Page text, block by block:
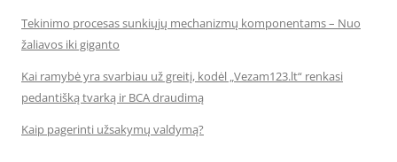
Tekinimo procesas sunkiųjų mechanizmų komponentams – Nuo
žaliavos iki giganto
Kai ramybė yra svarbiau už greitį, kodėl „Vezam123.lt“ renkasi
pedantišką tvarką ir BCA draudimą
Kaip pagerinti užsakymų valdymą?